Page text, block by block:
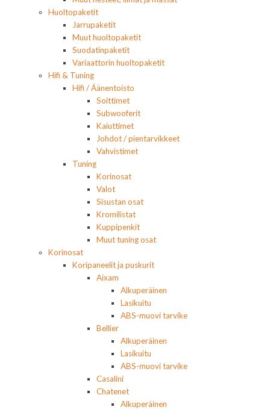
Huoltopaketit
Jarrupaketit
Muut huoltopaketit
Suodatinpaketit
Variaattorin huoltopaketit
Hifi & Tuning
Hifi / Äänentoisto
Soittimet
Subwooferit
Kaiuttimet
Johdot / pientarvikkeet
Vahvistimet
Tuning
Korinosat
Valot
Sisustan osat
Kromilistat
Kuppipenkit
Muut tuning osat
Korinosat
Koripaneelit ja puskurit
Aixam
Alkuperäinen
Lasikuitu
ABS-muovi tarvike
Bellier
Alkuperäinen
Lasikuitu
ABS-muovi tarvike
Casalini
Chatenet
Alkuperäinen